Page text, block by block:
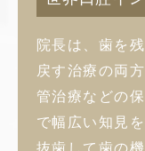
院長は、歯を
戻す治療の両
管治療などの
で幅広い知見
抜歯して歯の